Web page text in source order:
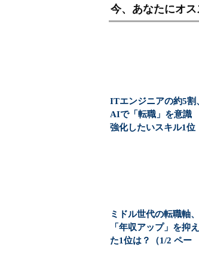
今、あなたにオス
ITエンジニアの約5割
AIで「転職」を意識
強化したいスキル1位
ミドル世代の転職軸、
「年収アップ」を抑え
た1位は？（1/2 ペー